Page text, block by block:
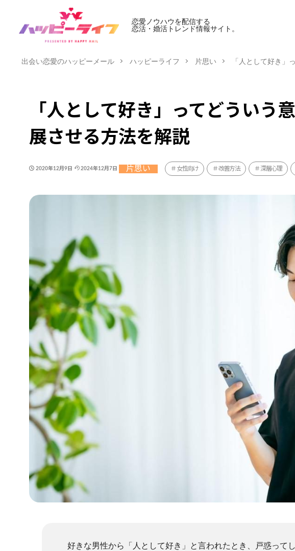
恋愛ノウハウを配信する
恋活・婚活トレンド情報サイト。
出会い恋愛のハッピーメール ハッピーライフ 片思い 「人として好き」
「人として好き」ってどういう
展させる方法を解説
2020年12月9日 2024年12月7日 片思い 女性向け 改善方法 深層心理
好きな男性から「人として好き」と言われたとき、戸惑って